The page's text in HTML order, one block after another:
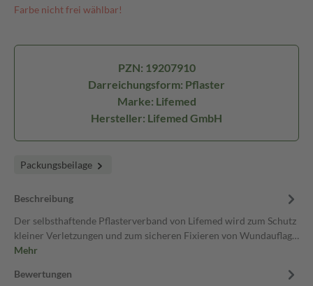
Farbe nicht frei wählbar!
PZN: 19207910
Darreichungsform: Pflaster
Marke: Lifemed
Hersteller: Lifemed GmbH
Packungsbeilage
Beschreibung
Der selbsthaftende Pflasterverband von Lifemed wird zum Schutz
kleiner Verletzungen und zum sicheren Fixieren von Wundauflag…
Mehr
Bewertungen